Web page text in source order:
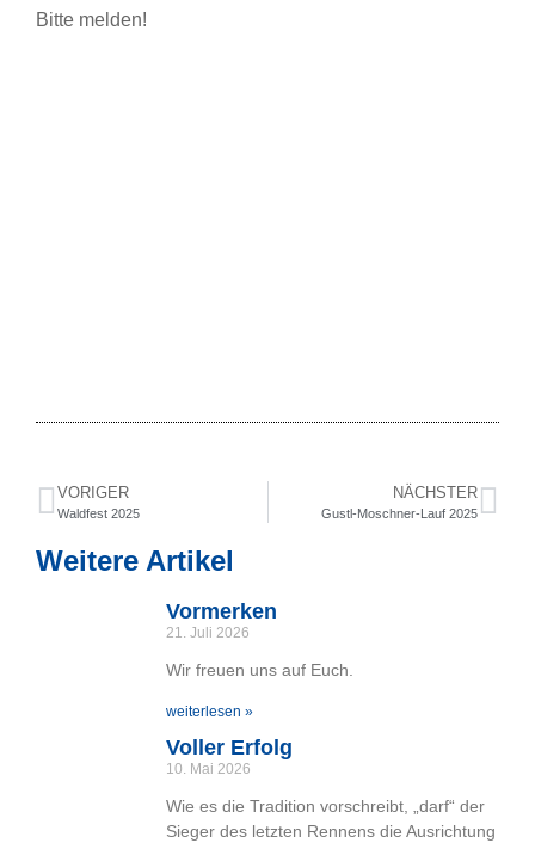
Bitte melden!
VORIGER
Waldfest 2025
NÄCHSTER
Gustl-Moschner-Lauf 2025
Weitere Artikel
Vormerken
21. Juli 2026
Wir freuen uns auf Euch.
weiterlesen »
Voller Erfolg
10. Mai 2026
Wie es die Tradition vorschreibt, „darf“ der
Sieger des letzten Rennens die Ausrichtung